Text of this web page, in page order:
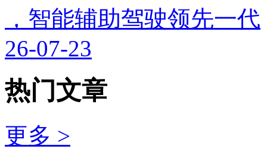
，智能辅助驾驶领先一代
26-07-23
热门文章
更多 >